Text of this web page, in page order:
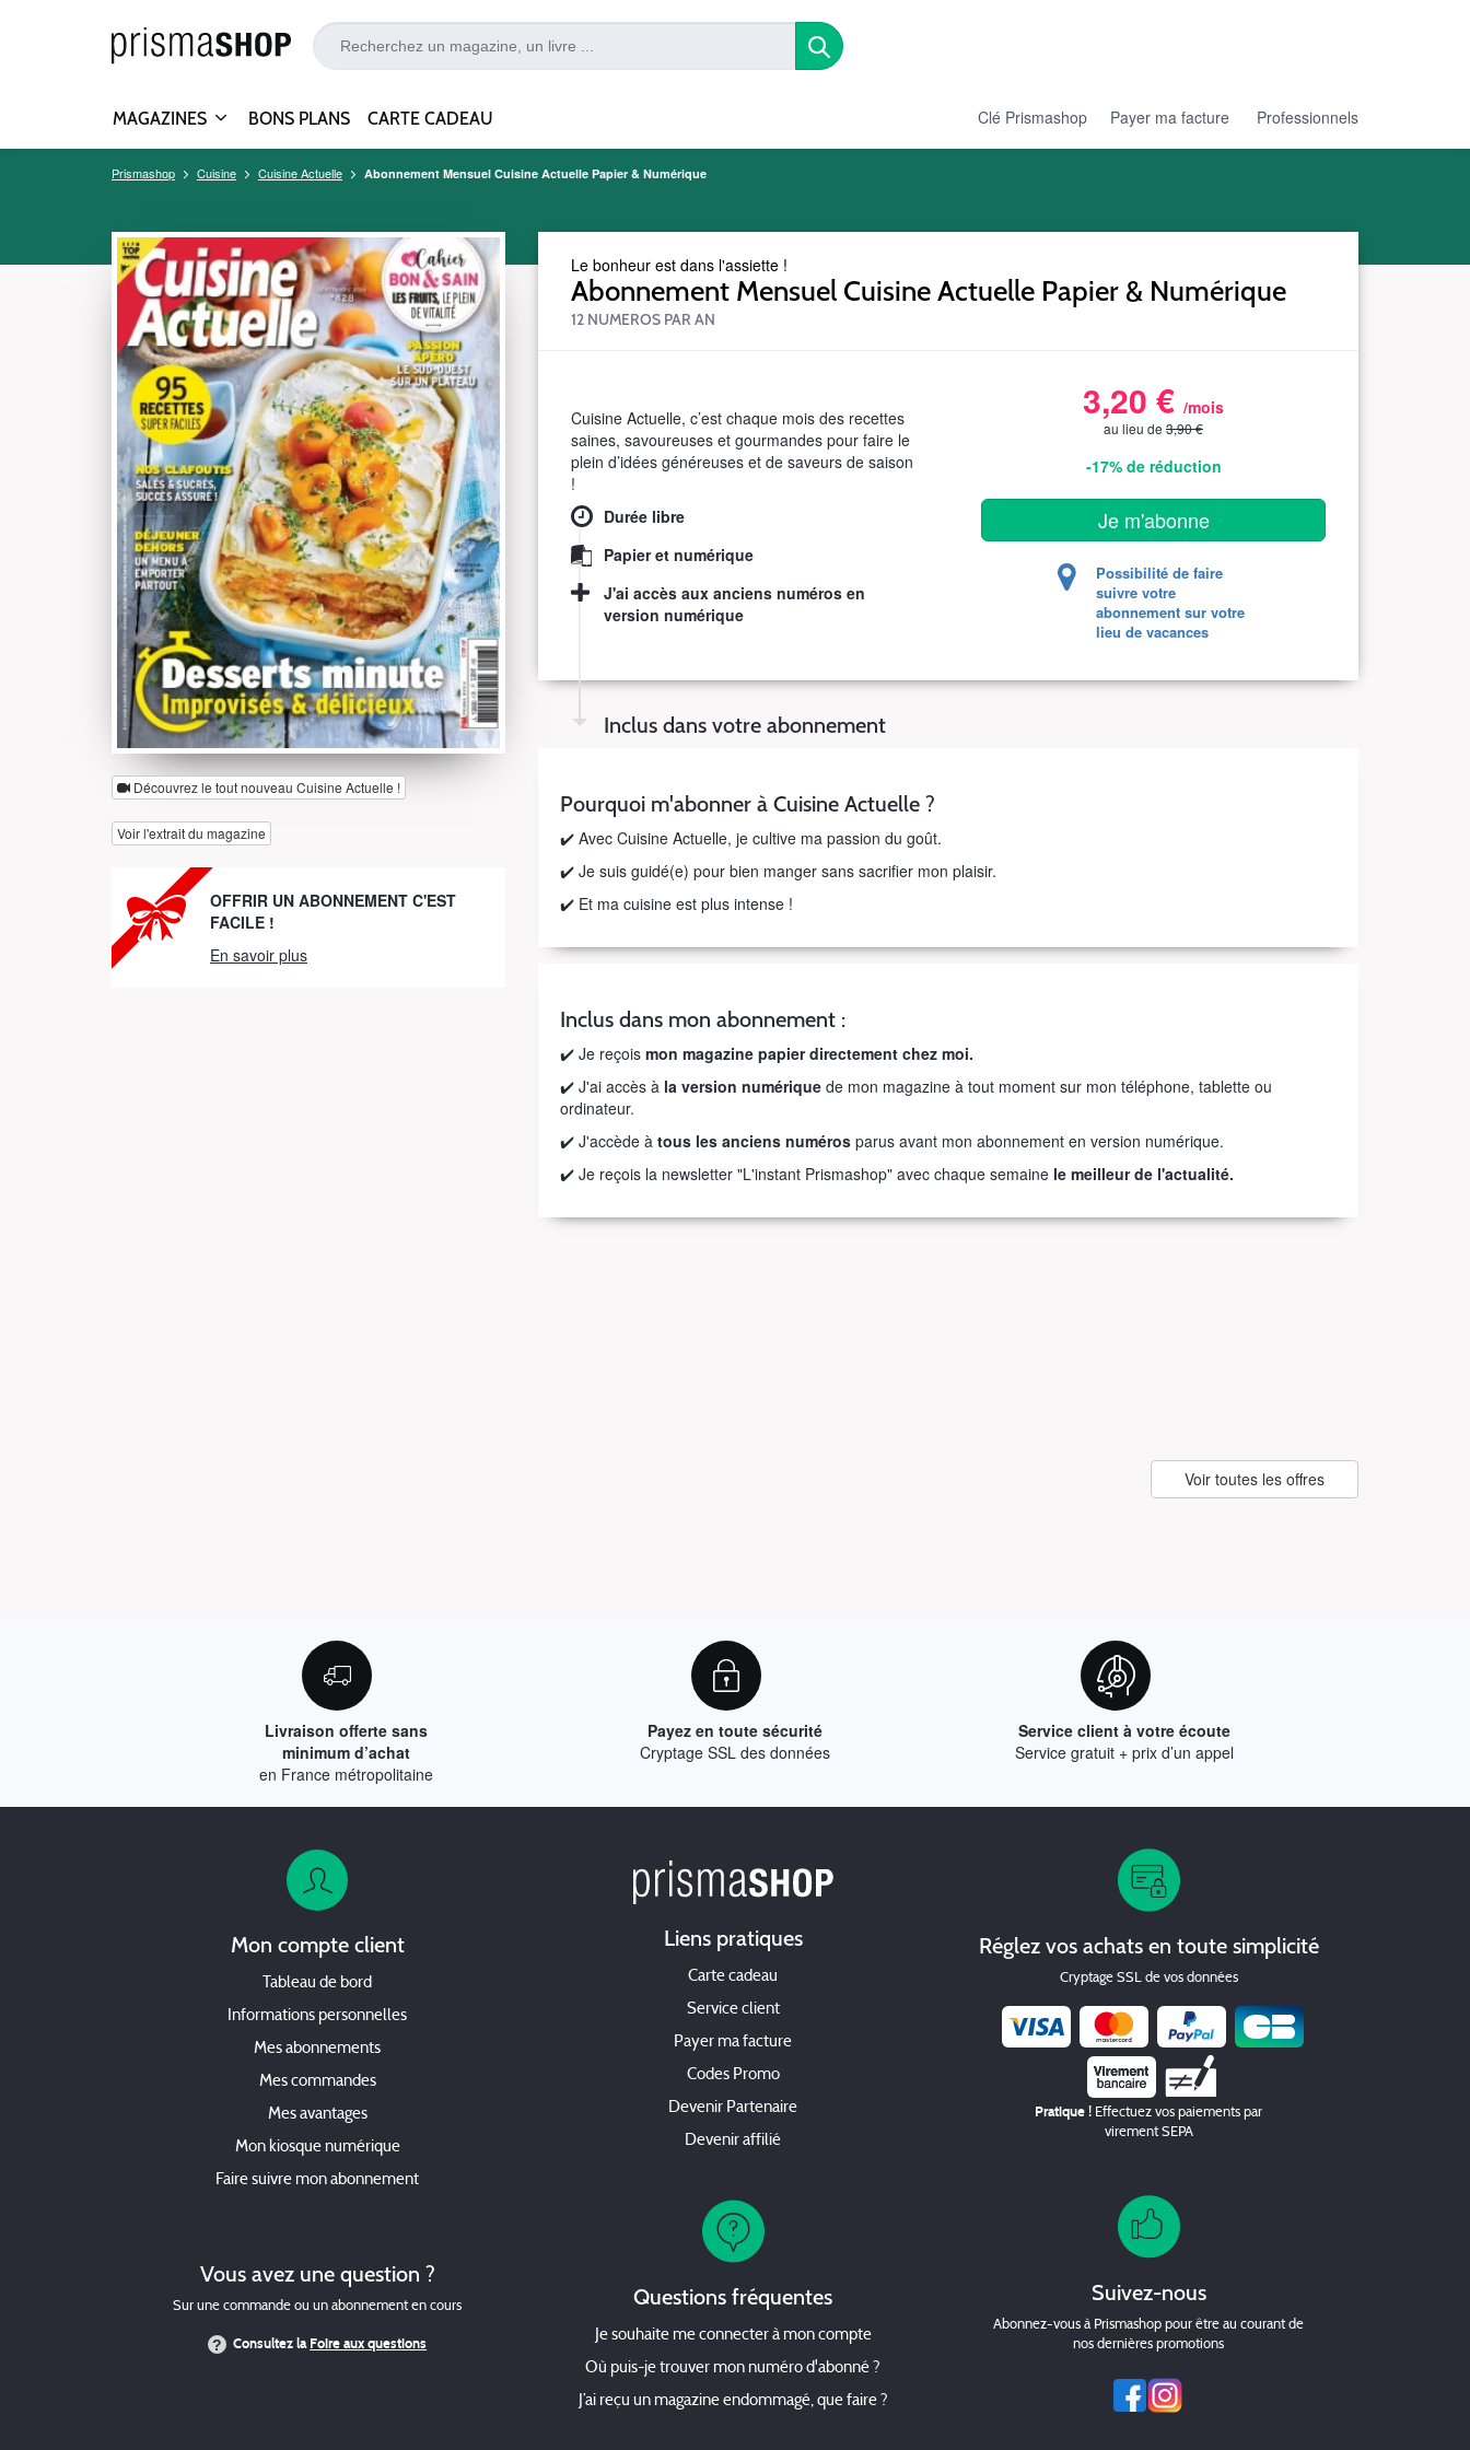
MAGAZINES BONS PLANS CARTE CADEAU Clé Prismashop Payer ma facture Professionnels
Prismashop Cuisine Cuisine Actuelle Abonnement Mensuel Cuisine Actuelle Papier & Numérique
Découvrez le tout nouveau Cuisine Actuelle !
Voir l'extrait du magazine
OFFRIR UN ABONNEMENT C'EST
FACILE !
En savoir plus
Le bonheur est dans l'assiette !
Abonnement Mensuel Cuisine Actuelle Papier & Numérique
12 NUMEROS PAR AN
Cuisine Actuelle, c’est chaque mois des recettes
saines, savoureuses et gourmandes pour faire le
plein d’idées généreuses et de saveurs de saison
!
Durée libre
Papier et numérique
J'ai accès aux anciens numéros en
version numérique
3,20 € /mois
au lieu de 3,90 €
-17%de réduction
Je m'abonne
Possibilité de faire
suivre votre
abonnement sur votre
lieu de vacances
Inclus dans votre abonnement
Pourquoi m'abonner à Cuisine Actuelle ?
✔️ Avec Cuisine Actuelle, je cultive ma passion du goût.
✔️ Je suis guidé(e) pour bien manger sans sacrifier mon plaisir.
✔️ Et ma cuisine est plus intense !
Inclus dans mon abonnement :
✔️ Je reçois mon magazine papier directement chez moi.
✔️ J'ai accès à la version numérique de mon magazine à tout moment sur mon téléphone, tablette ou
ordinateur.
✔️ J'accède à tous les anciens numéros parus avant mon abonnement en version numérique.
✔️ Je reçois la newsletter "L'instant Prismashop" avec chaque semaine le meilleur de l'actualité.
Voir toutes les offres
Livraison offerte sans
minimum d’achat
en France métropolitaine
Payez en toute sécurité
Cryptage SSL des données
Service client à votre écoute
Service gratuit + prix d’un appel
Mon compte client
Tableau de bord
Informations personnelles
Mes abonnements
Mes commandes
Mes avantages
Mon kiosque numérique
Faire suivre mon abonnement
Vous avez une question ?
Sur une commande ou un abonnement en cours
Consultez laFoire aux questions
Liens pratiques
Carte cadeau
Service client
Payer ma facture
Codes Promo
Devenir Partenaire
Devenir affilié
Questions fréquentes
Je souhaite me connecter à mon compte
Où puis-je trouver mon numéro d'abonné ?
J’ai reçu un magazine endommagé, que faire ?
Réglez vos achats en toute simplicité
Cryptage SSL de vos données
Chèque
Pratique ! Effectuez vos paiements par
virement SEPA
Suivez-nous
Abonnez-vous à Prismashop pour être au courant de
nos dernières promotions